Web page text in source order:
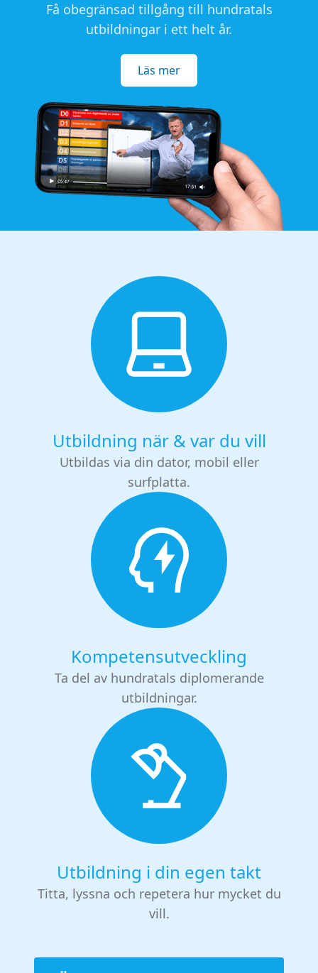
Få obegränsad tillgång till hundratals
utbildningar i ett helt år.
Läs mer
Utbildning när & var du vill
Utbildas via din dator, mobil eller
surfplatta.
Kompetensutveckling
Ta del av hundratals diplomerande
utbildningar.
Utbildning i din egen takt
Titta, lyssna och repetera hur mycket du
vill.